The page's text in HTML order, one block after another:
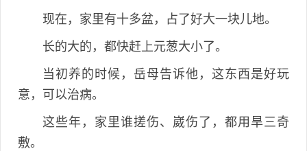
现在，家里有十多盆，占了好大一块儿地。
长的大的，都快赶上元葱大小了。
当初养的时候，岳母告诉他，这东西是好玩
意，可以治病。
这些年，家里谁搓伤、崴伤了，都用旱三奇
敷。